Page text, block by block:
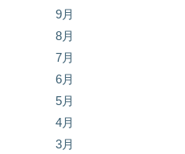
9月
8月
7月
6月
5月
4月
3月